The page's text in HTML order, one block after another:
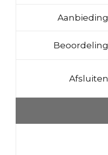
Aanbieding
Beoordeling
Afsluiten